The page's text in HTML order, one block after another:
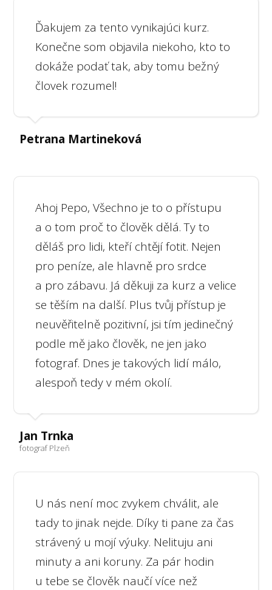
Ďakujem za tento vynikajúci kurz.
Konečne som objavila niekoho, kto to
dokáže podať tak, aby tomu bežný
človek rozumel!
Petrana Martineková
Ahoj Pepo, Všechno je to o přístupu
a o tom proč to člověk dělá. Ty to
děláš pro lidi, kteří chtějí fotit. Nejen
pro peníze, ale hlavně pro srdce
a pro zábavu. Já děkuji za kurz a velice
se těším na další. Plus tvůj přístup je
neuvěřitelně pozitivní, jsi tím jedinečný
podle mě jako člověk, ne jen jako
fotograf. Dnes je takových lidí málo,
alespoň tedy v mém okolí.
Jan Trnka
fotograf Plzeň
U nás není moc zvykem chválit, ale
tady to jinak nejde. Díky ti pane za čas
strávený u mojí výuky. Nelituju ani
minuty a ani koruny. Za pár hodin
u tebe se člověk naučí více než